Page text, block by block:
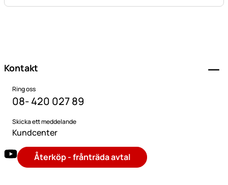
Kontakt
Ring oss
08- 420 027 89
Skicka ett meddelande
Kundcenter
Återköp - frånträda avtal